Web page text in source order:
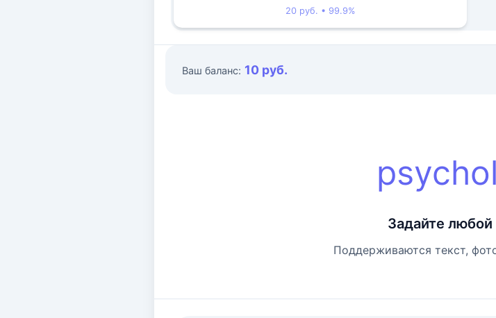
20 руб. • 99.9%
Ваш баланс: 10 руб.
Задайте любой
Поддерживаются текст,